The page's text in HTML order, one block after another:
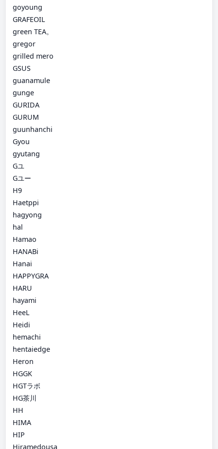
goyoung
GRAFEOIL
green TEA。
gregor
grilled mero
GSUS
guanamule
gunge
GURIDA
GURUM
guunhanchi
Gyou
gyutang
Gユ
Gユー
H9
Haetppi
hagyong
hal
Hamao
HANABi
Hanai
HAPPYGRA
HARU
hayami
HeeL
Heidi
hemachi
hentaiedge
Heron
HGGK
HGTラボ
HG茶川
HH
HIMA
HIP
Hiramedousa